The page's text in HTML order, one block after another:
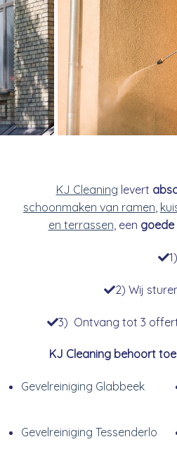
KJ Cleaning levert
schoonmaken van ramen,
en terrassen, een goede
2) Wij
3) Ontvang tot 3
KJ Cleaning behoort
Gevelreiniging Glabbeek
Gevelreiniging Tessenderlo